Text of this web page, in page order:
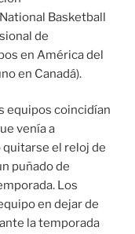
Basketball
de
en América del
en Canadá).
equipos coincidían
venía a
el reloj de
puñado de
Los
en dejar de
la temporada